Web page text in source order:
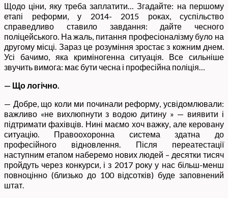
Щодо ціни, яку треба заплатити… Згадайте: на першому
етапі реформи, у 2014- 2015 роках, суспільство
справедливо ставило завдання: дайте чесного
поліцейського. На жаль, питання професіоналізму було на
другому місці. Зараз це розуміння зростає з кожним днем.
Усі бачимо, яка криміногенна ситуація. Все сильніше
звучить вимога: має бути чесна і професійна поліція…
— Що логічно.
— Добре, що коли ми починали реформу, усвідомлювали:
важливо «не вихлюпнути з водою дитину » — виявити і
підтримати фахівців. Нині маємо хоч важку, але керовану
ситуацію. Правоохоронна система здатна до
професійного відновлення. Після переатестації
наступним етапом наберемо нових людей – десятки тисяч
пройдуть через конкурси, і з 2017 року у нас більш-менш
повноцінно (близько до 100 відсотків) буде заповнений
штат.